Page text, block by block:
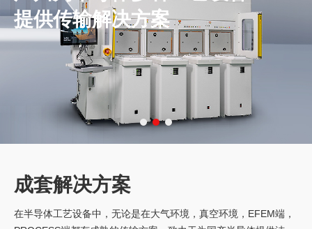
提供传输解决方案
成套解决方案
在半导体工艺设备中，无论是在大气环境，真空环境，EFEM端，